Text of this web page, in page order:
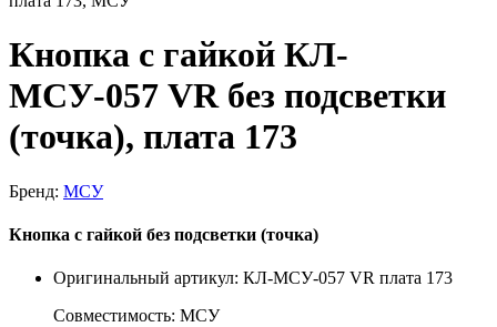
Кнопка с гайкой КЛ-
МСУ-057 VR без подсветки
(точка), плата 173
Бренд: МСУ
Кнопка с гайкой без подсветки (точка)
Оригинальный артикул: КЛ-МСУ-057 VR плата 173
Совместимость: МСУ